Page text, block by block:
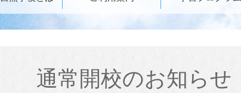
通常開校のお知らせ